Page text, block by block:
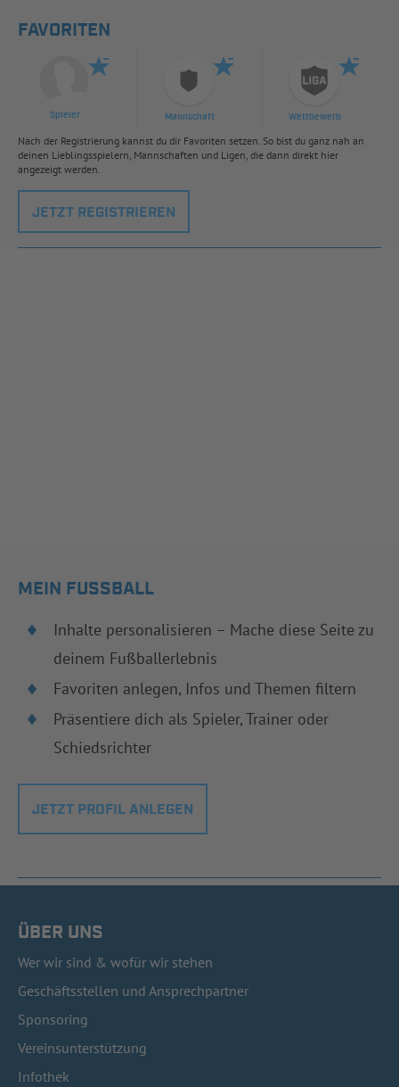
FAVORITEN
Spieler Mannschaft Wettbewerb
Nach der Registrierung kannst du dir Favoriten setzen. So bist du ganz nah an
deinen Lieblingsspielern, Mannschaften und Ligen, die dann direkt hier
angezeigt werden.
JETZT REGISTRIEREN
MEIN FUSSBALL
Inhalte personalisieren – Mache diese Seite zu
deinem Fußballerlebnis
Favoriten anlegen, Infos und Themen filtern
Präsentiere dich als Spieler, Trainer oder
Schiedsrichter
JETZT PROFIL ANLEGEN
ÜBER UNS
Wer wir sind & wofür wir stehen
Geschäftsstellen und Ansprechpartner
Sponsoring
Vereinsunterstützung
Infothek